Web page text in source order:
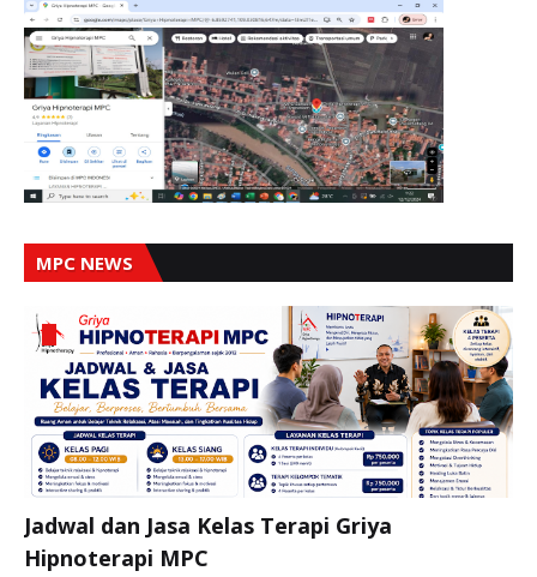
MPC NEWS
Jadwal dan Jasa Kelas Terapi Griya
Hipnoterapi MPC